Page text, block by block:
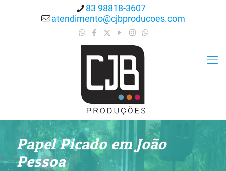
83 98818-3607
atendimento@cjbproducoes.com
Papel Picado em João
Pessoa